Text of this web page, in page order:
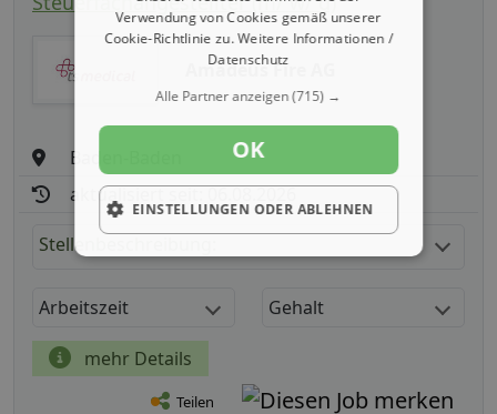
Amadeus Fire AG
Baden-Baden
aktualisiert seit: 06.08.2026
Stellenbeschreibung:
Arbeitszeit Gehalt
mehr Details
Teilen
Verwendung von Cookies gemäß unserer
Cookie-Richtlinie zu.Weitere Informationen /
Datenschutz
Alle Partner anzeigen(715) →
OK
EINSTELLUNGEN ODER ABLEHNEN